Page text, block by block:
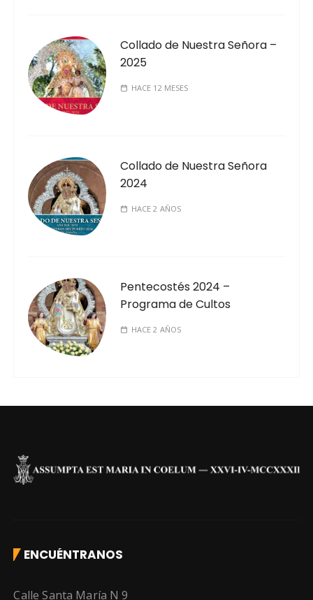
Collado de Nuestra Señora –
2025
HACE 12 MESES
Collado de Nuestra Señora
2024
HACE 2 AÑOS
Pentecostés 2024 –
Programa de Cultos
HACE 2 AÑOS
ENCUÉNTRANOS
Calle Santa María N 9